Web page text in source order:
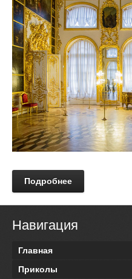
Подробнее
Навигация
Главная
Приколы